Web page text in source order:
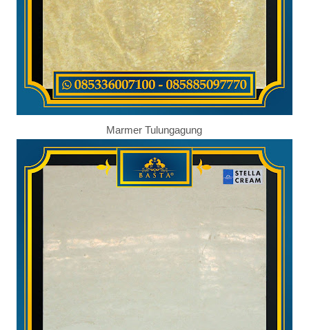
Marmer Tulungagung